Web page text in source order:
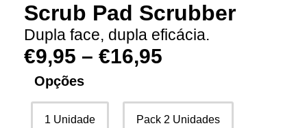
Scrub Pad Scrubber
Dupla face, dupla eficácia.
€9,95 – €16,95
Opções
1 Unidade Pack 2 Unidades